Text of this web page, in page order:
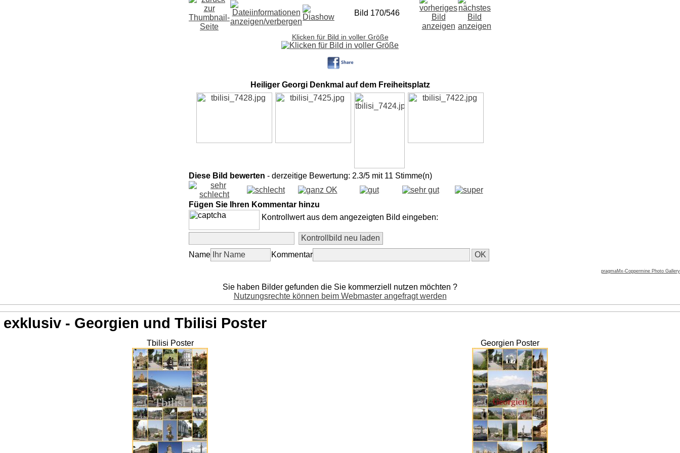
Bild 170/546
Klicken für Bild in voller Größe
Heiliger Georgi Denkmal auf dem Freiheitsplatz
Diese Bild bewerten - derzeitige Bewertung: 2.3/5 mit 11 Stimme(n)
Fügen Sie Ihren Kommentar hinzu
Kontrollwert aus dem angezeigten Bild eingeben:
Name Kommentar
pragmaMx-Coppermine Photo Gallery
Sie haben Bilder gefunden die Sie kommerziell nutzen möchten ?
Nutzungsrechte können beim Webmaster angefragt werden
exklusiv - Georgien und Tbilisi Poster
Tbilisi Poster Georgien Poster